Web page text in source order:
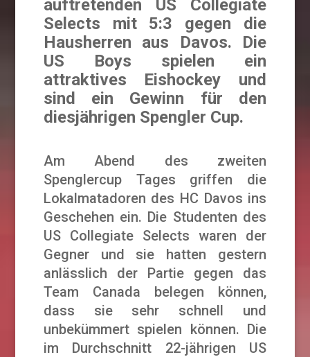
auftretenden US Collegiate
Selects mit 5:3 gegen die
Hausherren aus Davos. Die
US Boys spielen ein
attraktives Eishockey und
sind ein Gewinn für den
diesjährigen Spengler Cup.
Am Abend des zweiten
Spenglercup Tages griffen die
Lokalmatadoren des HC Davos ins
Geschehen ein. Die Studenten des
US Collegiate Selects waren der
Gegner und sie hatten gestern
anlässlich der Partie gegen das
Team Canada belegen können,
dass sie sehr schnell und
unbekümmert spielen können. Die
im Durchschnitt 22-jährigen US